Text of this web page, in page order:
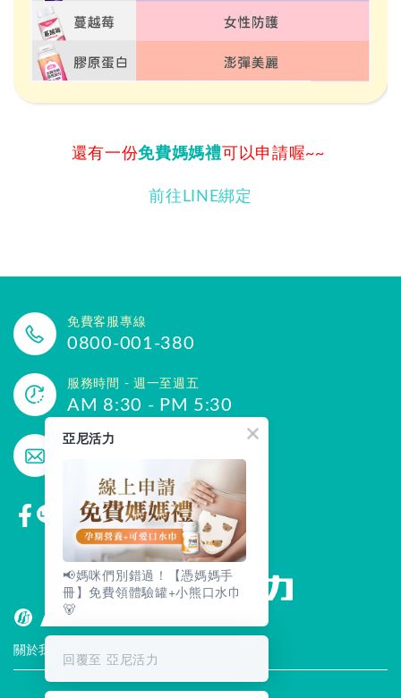
還有一份免費媽媽禮 可以申請喔~~
前往LINE綁定
免費客服專線
0800-001-380
服務時間 - 週一至週五
AM 8:30 - PM 5:30
聯絡我們
yannigo@gmail.com
關於我們
門市據點 品牌故事
聯絡我們 企業社會責任
評價推薦
亞尼活力
📢媽咪們別錯過！【憑媽媽手
冊】免費領體驗罐+小熊口水巾
🐻
回覆至 亞尼活力